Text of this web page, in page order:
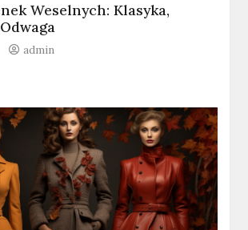
Weselnych: Klasyka,
admin